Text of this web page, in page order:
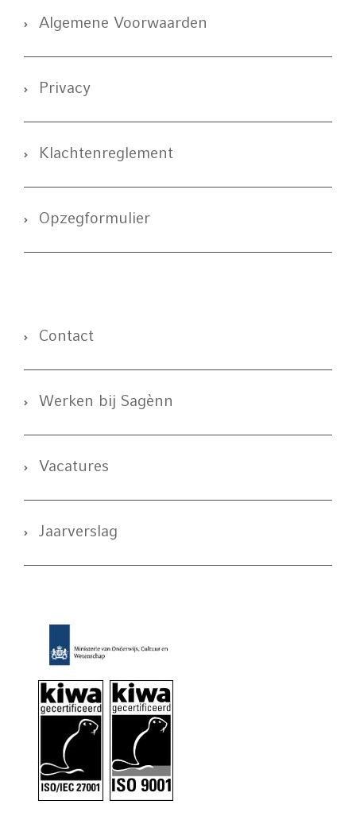
Algemene Voorwaarden
Privacy
Klachtenreglement
Opzegformulier
Contact
Werken bij Sagènn
Vacatures
Jaarverslag